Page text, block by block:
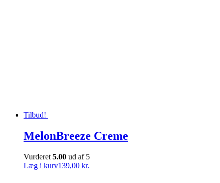
Tilbud!
MelonBreeze Creme
Vurderet 5.00 ud af 5
Læg i kurv139,00 kr.